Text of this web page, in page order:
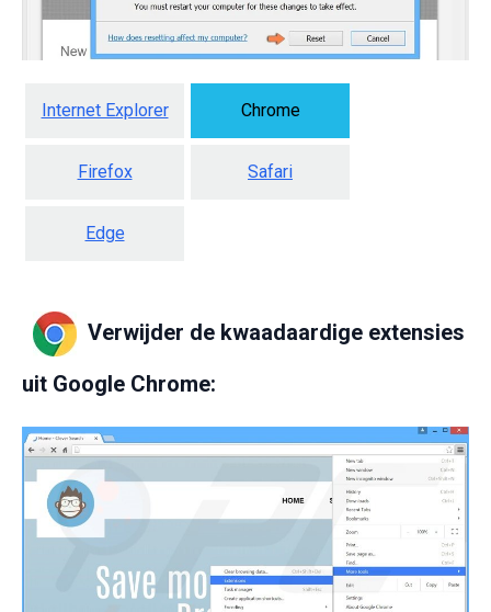
Internet Explorer Chrome
Firefox Safari
Edge
Verwijder de kwaadaardige extensies
uit Google Chrome: